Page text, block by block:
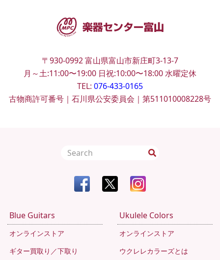
〒930-0992富山県富山市新庄町3-13-7
月～土:11:00〜19:00 日祝:10:00〜18:00水曜定休
TEL: 076-433-0165
古物商許可番号｜石川県公安委員会｜第511010008228号
Blue Guitars
オンラインストア
ギター買取り／下取り
Ukulele Colors
オンラインストア
ウクレレカラーズとは